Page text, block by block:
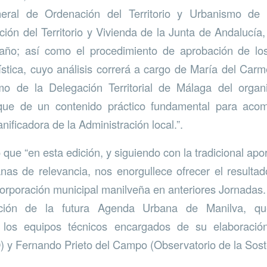
de Ordenación del Territorio y Urbanismo
del Territorio y Vivienda de la Junta de
así como el procedimiento de aprobación de
cuyo análisis correrá a cargo de María del
de la Delegación Territorial de Málaga del
de un contenido práctico fundamental para
de la Administración local.”.
“en esta edición, y siguiendo con la tradicional
de relevancia, nos enorgullece ofrecer el
municipal manilveña en anteriores
de la futura Agenda Urbana de Manilva,
equipos técnicos encargados de su
y Fernando Prieto del Campo (Observatorio de la